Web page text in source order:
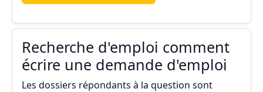
Recherche d'emploi comment
écrire une demande d'emploi
Les dossiers répondants à la question sont